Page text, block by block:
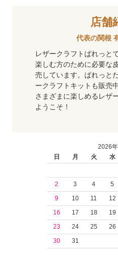
店舗
代表の関根
レザークラフトぱれっと
楽しむ方のために必要な
売しています。ぱれっと
ークラフトキットも販売
さまざまに楽しめるレザ
ようこそ！
2026
日
月 火 水
2
3 4 5
9
10 11 12
16
17 18 19
23
24 25 26
30
31